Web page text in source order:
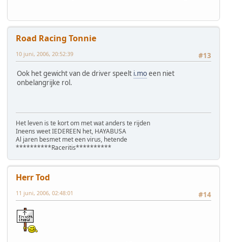
Road Racing Tonnie
#13
10 juni, 2006, 20:52:39
Ook het gewicht van de driver speelt i.moeen niet
onbelangrijke rol.
Het leven is te kort om met wat anders te rijden
Ineens weet IEDEREEN het, HAYABUSA
Al jaren besmet met een virus, hetende
**********Raceritis**********
Herr Tod
#14
11 juni, 2006, 02:48:01